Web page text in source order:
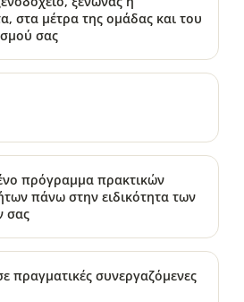
στα μέτρα της ομάδας και του
σας
πρόγραμμα πρακτικών
πάνω στην ειδικότητα των
σας
πραγματικές συνεργαζόμενες